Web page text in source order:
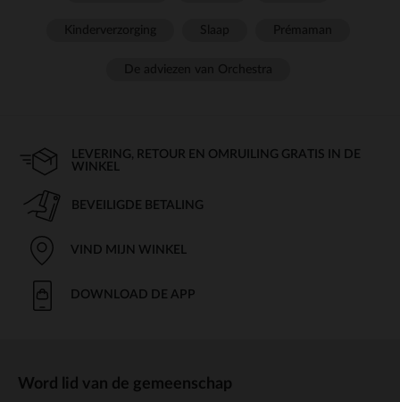
LEVERING, RETOUR EN OMRUILING GRATIS IN DE
WINKEL
BEVEILIGDE BETALING
VIND MIJN WINKEL
DOWNLOAD DE APP
Word lid van de gemeenschap